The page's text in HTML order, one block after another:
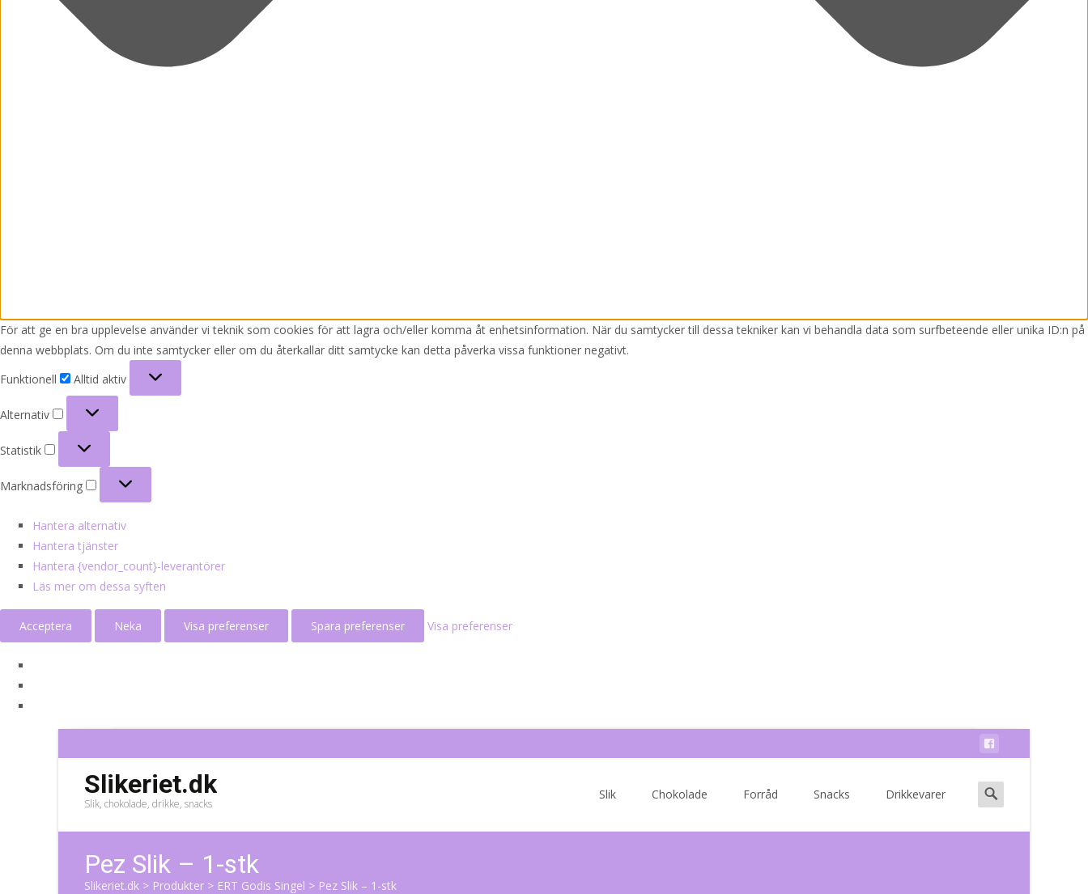
För att ge en bra upplevelse använder vi teknik som cookies för att lagra och/eller komma åt enhetsinformation. När du samtycker till dessa tekniker kan vi behandla data som surfbeteende eller unika ID:n på
denna webbplats. Om du inte samtycker eller om du återkallar ditt samtycke kan detta påverka vissa funktioner negativt.
Funktionell
Alltid aktiv
Alternativ
Alternativ
Statistik
Statistik
Marknadsföring
Marknadsföring
Hantera alternativ
Hantera tjänster
Hantera {vendor_count}-leverantörer
Läs mer om dessa syften
Acceptera Neka Visa preferenser Spara preferenser Visa preferenser
Slikeriet.dk
Slik, chokolade, drikke, snacks
Slik Chokolade Forråd Snacks Drikkevarer
Search
for:
Pez Slik – 1-stk
Slikeriet.dk > Produkter > ERT Godis Singel > Pez Slik – 1-stk